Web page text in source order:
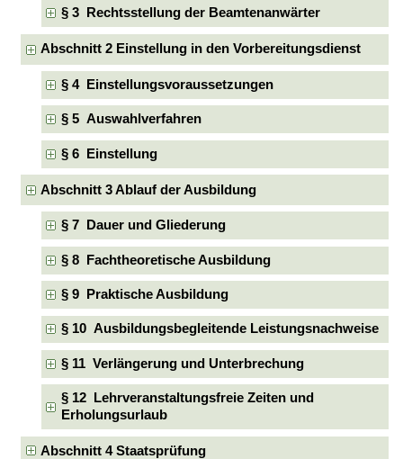
§ 3 Rechtsstellung der Beamtenanwärter
Abschnitt 2 Einstellung in den Vorbereitungsdienst
§ 4 Einstellungsvoraussetzungen
§ 5 Auswahlverfahren
§ 6 Einstellung
Abschnitt 3 Ablauf der Ausbildung
§ 7 Dauer und Gliederung
§ 8 Fachtheoretische Ausbildung
§ 9 Praktische Ausbildung
§ 10 Ausbildungsbegleitende Leistungsnachweise
§ 11 Verlängerung und Unterbrechung
§ 12 Lehrveranstaltungsfreie Zeiten und
Erholungsurlaub
Abschnitt 4 Staatsprüfung